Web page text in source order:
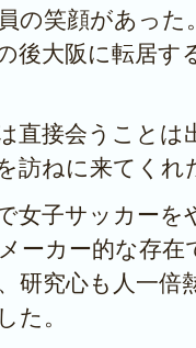
の笑顔があっ
後大阪に転居す
直接会うことは
訪ねに来てくれ
女子サッカーを
ーカー的な存在
研究心も人一倍
た。